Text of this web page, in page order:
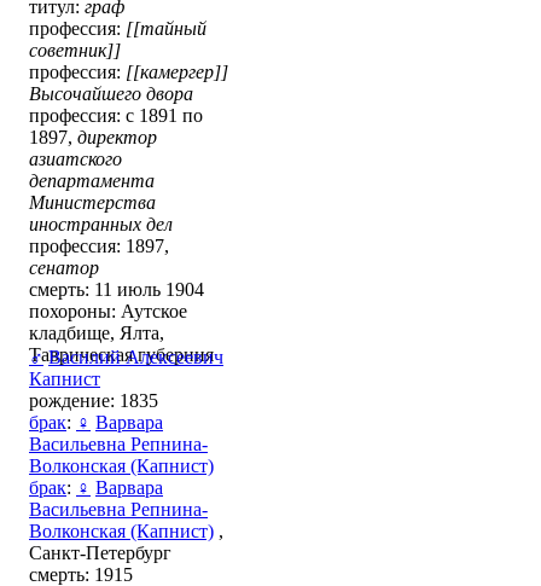
титул: граф
профессия: [[тайный
советник]]
профессия: [[камергер]]
Высочайшего двора
профессия: с 1891 по
1897, директор
азиатского
департамента
Министерства
иностранных дел
профессия: 1897,
сенатор
смерть: 11 июль 1904
похороны: Аутское
кладбище, Ялта,
Таврическая губерния
♂ Василий Алексеевич
Капнист
рождение: 1835
брак: ♀ Варвара
Васильевна Репнина-
Волконская (Капнист)
брак: ♀ Варвара
Васильевна Репнина-
Волконская (Капнист) ,
Санкт-Петербург
смерть: 1915